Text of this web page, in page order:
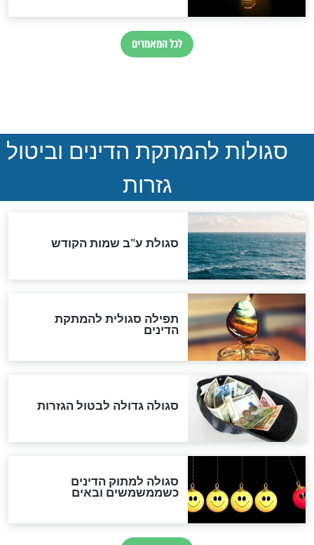
במרתפי מוסקבה: כתב היד
הנדיר של הרשב"ם התגלה
שורדת השואה שחוגגת 100:
"מודה לקב"ה על כל השנים"
לכל המאמרים
אחרית הימים
האם אפשר לחשב את הקץ?